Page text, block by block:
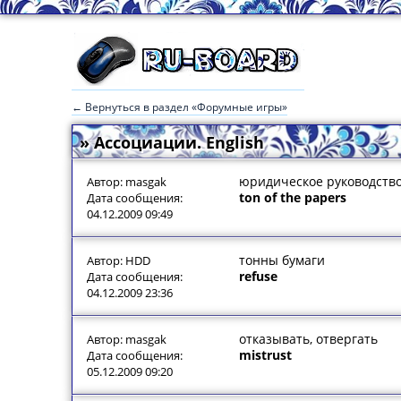
← Вернуться в раздел «Форумные игры»
» Ассоциации. English
Автор: masgak
Дата сообщения:
04.12.2009 09:49
юридическое
ton of the papers
Автор: HDD
Дата сообщения:
04.12.2009 23:36
тонны бумаги
refuse
Автор: masgak
Дата сообщения:
05.12.2009 09:20
отказывать, отвергать
mistrust